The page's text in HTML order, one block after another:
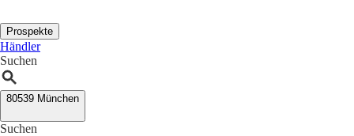
Prospekte
Händler
Suchen
80539 München
Suchen